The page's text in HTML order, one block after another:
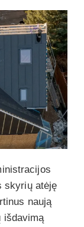
skyrių atėję
naują
išdavimą